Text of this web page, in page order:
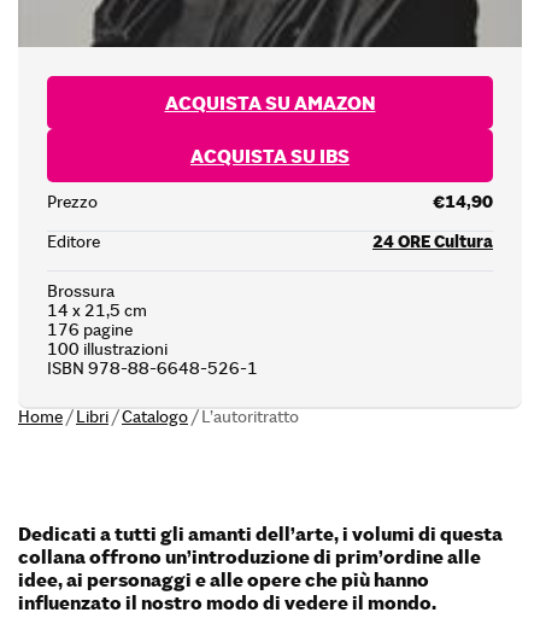
ACQUISTA SU AMAZON
ACQUISTA SU IBS
Prezzo
€14,90
Editore
24 ORE Cultura
Brossura
14 x 21,5 cm
176 pagine
100 illustrazioni
ISBN 978-88-6648-526-1
Home/Libri/Catalogo/L’autoritratto
Dedicati a tutti gli amanti dell’arte, i volumi di questa
collana offrono un’introduzione di prim’ordine alle
idee, ai personaggi e alle opere che più hanno
influenzato il nostro modo di vedere il mondo.